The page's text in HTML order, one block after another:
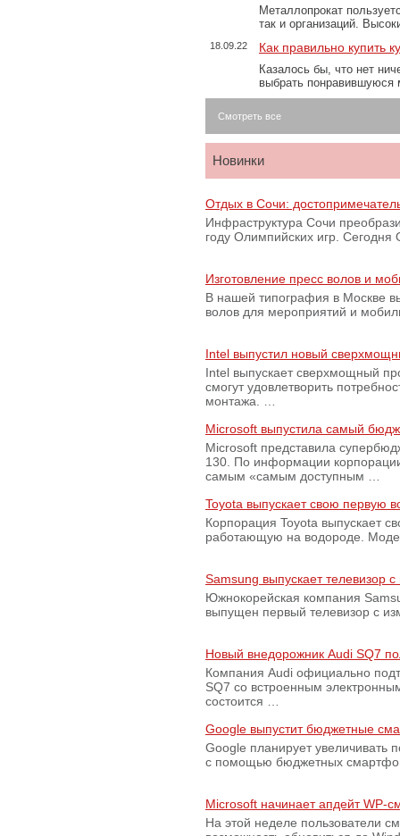
Металлопрокат
так и организаций.
18.09.22 Как правильно купить
Казалось бы, что нет
выбрать
Смотреть все
Новинки
Отдых в Сочи:
Инфраструктура Сочи
году Олимпийских игр.
Изготовление пресс волов и
В нашей типография в Москве
волов для мероприятий и
Intel выпустил новый
Intel выпускает сверхмощный
смогут удовлетворить
монтажа. …
Microsoft выпустила самый
Microsoft представила
130. По информации
самым «самым доступным …
Toyota выпускает свою первую
Корпорация Toyota выпускает
работающую на водороде.
Samsung выпускает телевизор
Южнокорейская компания
выпущен первый телевизор с
Новый внедорожник Audi SQ7
Компания Audi официально
SQ7 со встроенным
состоится …
Google выпустит бюджетные
Google планирует увеличивать
с помощью бюджетных
Microsoft начинает апдейт WP-
На этой неделе пользователи